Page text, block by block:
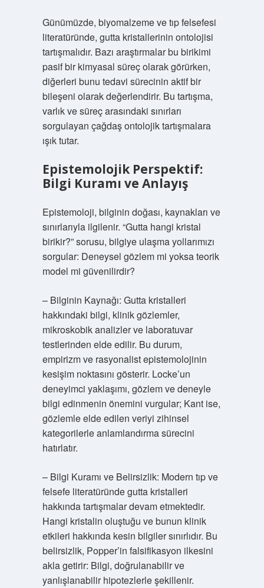
Günümüzde, biyomalzeme ve tıp felsefesi
literatüründe, gutta kristallerinin ontolojisi
tartışmalıdır. Bazı araştırmalar bu birikimi
pasif bir kimyasal süreç olarak görürken,
diğerleri bunu tedavi sürecinin aktif bir
bileşeni olarak değerlendirir. Bu tartışma,
varlık ve süreç arasındaki sınırları
sorgulayan çağdaş ontolojik tartışmalara
ışık tutar.
Epistemolojik Perspektif:
Bilgi Kuramı ve Anlayış
Epistemoloji, bilginin doğası, kaynakları ve
sınırlarıyla ilgilenir. “Gutta hangi kristal
birikir?” sorusu, bilgiye ulaşma yollarımızı
sorgular: Deneysel gözlem mi yoksa teorik
model mi güvenilirdir?
– Bilginin Kaynağı: Gutta kristalleri
hakkındaki bilgi, klinik gözlemler,
mikroskobik analizler ve laboratuvar
testlerinden elde edilir. Bu durum,
empirizm ve rasyonalist epistemolojinin
kesişim noktasını gösterir. Locke’un
deneyimci yaklaşımı, gözlem ve deneyle
bilgi edinmenin önemini vurgular; Kant ise,
gözlemle elde edilen veriyi zihinsel
kategorilerle anlamlandırma sürecini
hatırlatır.
– Bilgi Kuramı ve Belirsizlik: Modern tıp ve
felsefe literatüründe gutta kristalleri
hakkında tartışmalar devam etmektedir.
Hangi kristalin oluştuğu ve bunun klinik
etkileri hakkında kesin bilgiler sınırlıdır. Bu
belirsizlik, Popper’in falsifikasyon ilkesini
akla getirir: Bilgi, doğrulanabilir ve
yanlışlanabilir hipotezlerle şekillenir.